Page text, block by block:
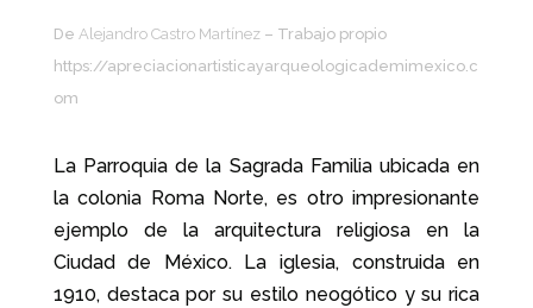
De Alejandro Castro Martínez – Trabajo propio
https://apreciacionartisticayarqueologicademimexico.c
om
La Parroquia de la Sagrada Familia ubicada en
la colonia Roma Norte, es otro impresionante
ejemplo de la arquitectura religiosa en la
Ciudad de México. La iglesia, construida en
1910, destaca por su estilo neogótico y su rica